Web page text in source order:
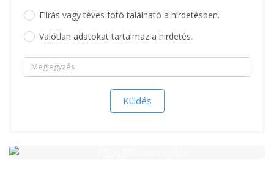
Elírás vagy téves fotó található a hirdetésben.
Valótlan adatokat tartalmaz a hirdetés.